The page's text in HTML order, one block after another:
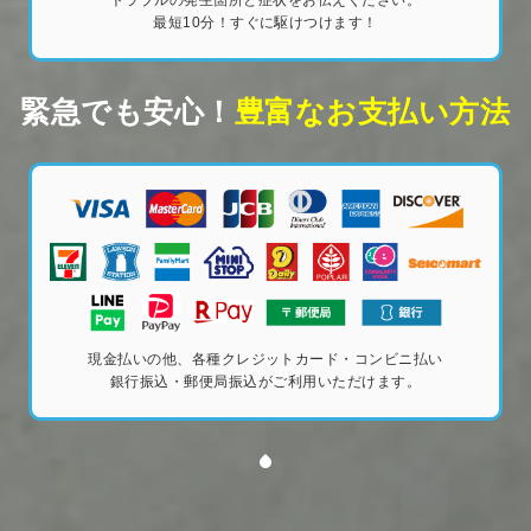
最短10分！すぐに駆けつけます！
緊急でも安心！ 豊富なお支払い方法
現金払いの他、各種クレジットカード・コンビニ払い
銀行振込・郵便局振込がご利用いただけます。